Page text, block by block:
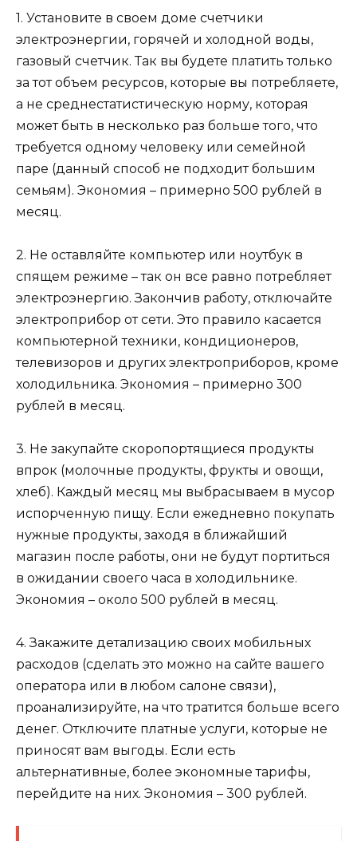
1. Установите в своем доме счетчики
электроэнергии, горячей и холодной воды,
газовый счетчик. Так вы будете платить только
за тот объем ресурсов, которые вы потребляете,
а не среднестатистическую норму, которая
может быть в несколько раз больше того, что
требуется одному человеку или семейной
паре (данный способ не подходит большим
семьям). Экономия – примерно 500 рублей в
месяц.
2. Не оставляйте компьютер или ноутбук в
спящем режиме – так он все равно потребляет
электроэнергию. Закончив работу, отключайте
электроприбор от сети. Это правило касается
компьютерной техники, кондиционеров,
телевизоров и других электроприборов, кроме
холодильника. Экономия – примерно 300
рублей в месяц.
3. Не закупайте скоропортящиеся продукты
впрок (молочные продукты, фрукты и овощи,
хлеб). Каждый месяц мы выбрасываем в мусор
испорченную пищу. Если ежедневно покупать
нужные продукты, заходя в ближайший
магазин после работы, они не будут портиться
в ожидании своего часа в холодильнике.
Экономия – около 500 рублей в месяц.
4. Закажите детализацию своих мобильных
расходов (сделать это можно на сайте вашего
оператора или в любом салоне связи),
проанализируйте, на что тратится больше всего
денег. Отключите платные услуги, которые не
приносят вам выгоды. Если есть
альтернативные, более экономные тарифы,
перейдите на них. Экономия – 300 рублей.